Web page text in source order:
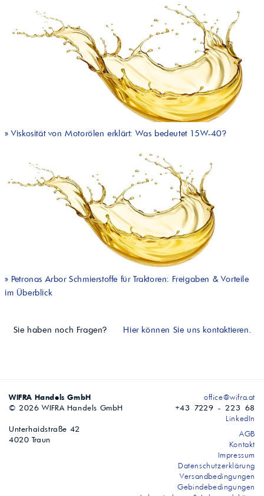
» Viskosität von Motorölen erklärt: Was bedeutet 15W-40?
» Petronas Arbor Schmierstoffe für Traktoren: Freigaben & Vorteile
im Überblick
Sie haben noch Fragen? Hier können Sie uns kontaktieren.
WIFRA Handels GmbH
© 2026 WIFRA Handels GmbH
Unterhaidstraße 42
4020 Traun
office@wifra.at
+43 7229 - 223 68
LinkedIn
AGB
Kontakt
Impressum
Datenschutzerklärung
Versandbedingungen
Gebindebedingungen